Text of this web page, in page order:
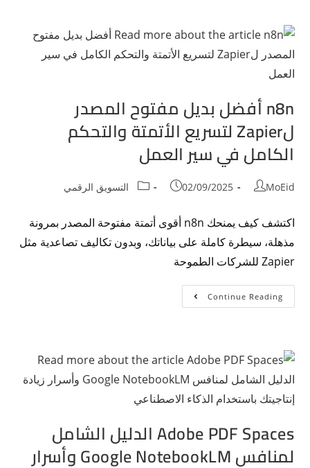
n8n أفضل بديل مفتوح المصدر
لZapier لتسريع الأتمتة والتحكم
الكامل في سير العمل
MoEid
02/09/2025 التسويق الرقمي
اكتشف كيف يمنحك n8n أقوى أتمتة مفتوحة المصدر بمرونة
مذهلة، سيطرة كاملة على بياناتك، وبدون تكاليف تصاعدية مثل
Zapier للشركات الطموحة
Continue Reading
Adobe PDF Spaces الدليل الشامل
لمنافس Google NotebookLM وأسرار